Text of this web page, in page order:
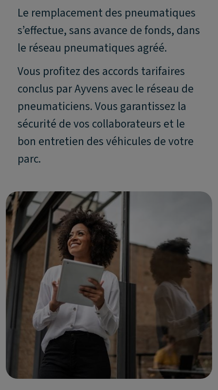
Le remplacement des pneumatiques
s’effectue, sans avance de fonds, dans
le réseau pneumatiques agréé.
Vous profitez des accords tarifaires
conclus par Ayvens avec le réseau de
pneumaticiens. Vous garantissez la
sécurité de vos collaborateurs et le
bon entretien des véhicules de votre
parc.